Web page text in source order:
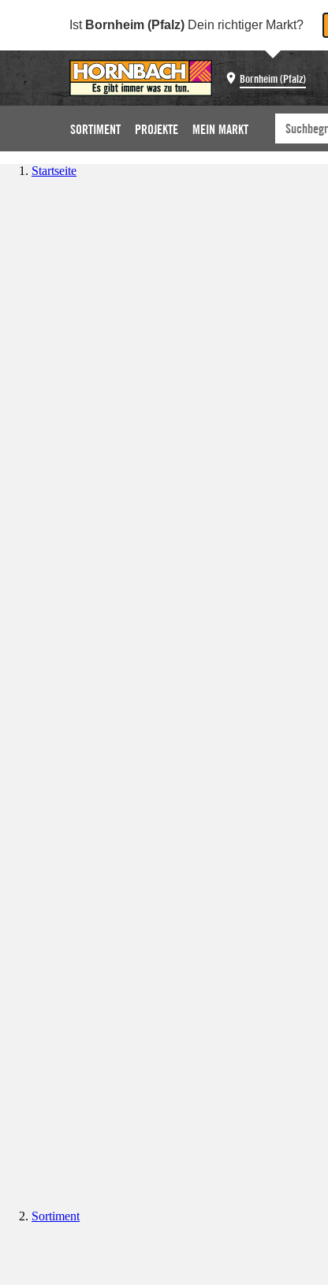
Ist Bornheim (Pfalz) Dein richtiger Markt?
Bornheim (Pfalz)
SORTIMENT PROJEKTE MEIN MARKT
Startseite
Sortiment